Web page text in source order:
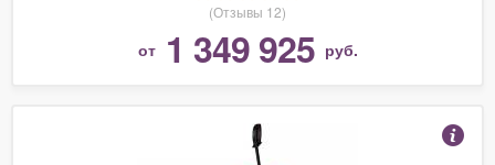
(Отзывы 12)
от 1 349 925 руб.